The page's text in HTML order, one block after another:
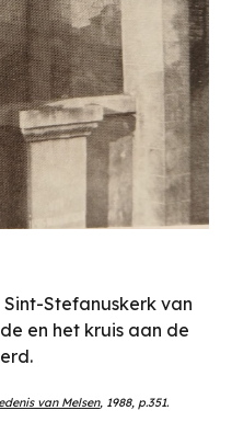
Stefanuskerk van
en het kruis aan de
van Melsen, 1988, p.351.